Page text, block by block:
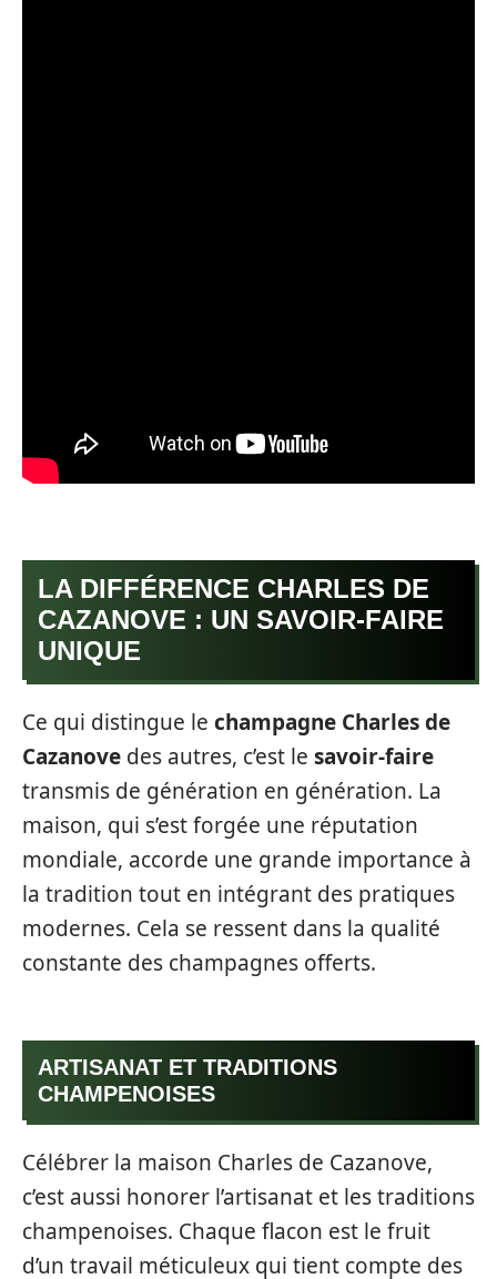
LA DIFFÉRENCE CHARLES DE
CAZANOVE : UN SAVOIR-FAIRE
UNIQUE
Ce qui distingue le champagne Charles de
Cazanove des autres, c’est le savoir-faire
transmis de génération en génération. La
maison, qui s’est forgée une réputation
mondiale, accorde une grande importance à
la tradition tout en intégrant des pratiques
modernes. Cela se ressent dans la qualité
constante des champagnes offerts.
ARTISANAT ET TRADITIONS
CHAMPENOISES
Célébrer la maison Charles de Cazanove,
c’est aussi honorer l’artisanat et les traditions
champenoises. Chaque flacon est le fruit
d’un travail méticuleux qui tient compte des